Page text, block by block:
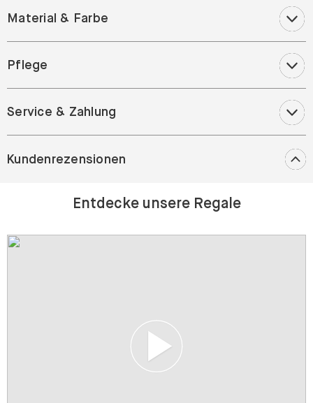
Material & Farbe
Pflege
Service & Zahlung
Kundenrezensionen
Entdecke unsere Regale